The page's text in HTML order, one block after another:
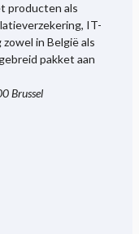
producten als
IT-
in België als
pakket aan
Brussel